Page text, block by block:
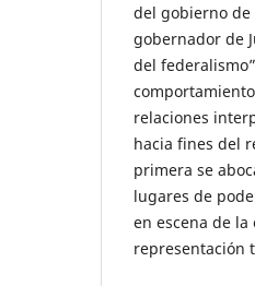
del gobierno de
gobernador de
del
relaciones
hacia fines del
primera se
lugares de
en escena de
representación